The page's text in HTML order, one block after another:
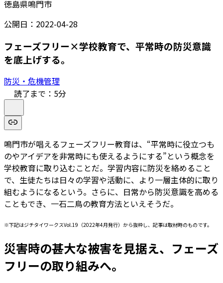
徳島県鳴門市
公開日： 2022-04-28
フェーズフリー×学校教育で、平常時の防災意識
を底上げする。
防災・危機管理
読了まで： 5分
鳴門市が唱えるフェーズフリー教育は、“平常時に役立つも
のやアイデアを非常時にも使えるようにする”という概念を
学校教育に取り込むことだ。学習内容に防災を絡めること
で、生徒たちは日々の学習や活動に、より一層主体的に取り
組むようになるという。さらに、日常から防災意識を高める
こともでき、一石二鳥の教育方法といえそうだ。
※下記はジチタイワークスVol.19（2022年4月発行）から抜粋し、記事は取材時のものです。
災害時の甚大な被害を見据え、フェーズ
フリーの取り組みへ。